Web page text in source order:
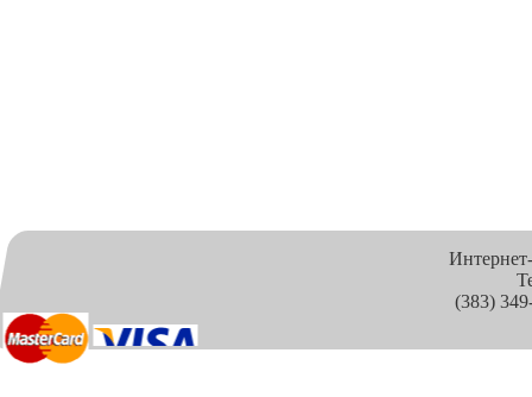
(383)